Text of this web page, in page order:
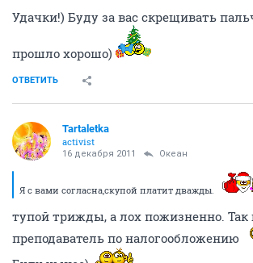
Удачки!) Буду за вас скрещивать
прошло хорошо)
ОТВЕТИТЬ
Tartaletka
activist
16 декабря 2011 Океан
Я с вами согласна,скупой платит дважды.
тупой трижды, а лох пожизненно. Так
преподаватель по налогообложению